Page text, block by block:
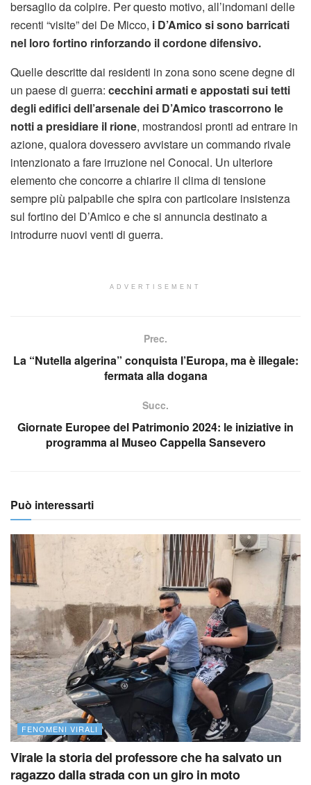
bersaglio da colpire. Per questo motivo, all’indomani delle
recenti “visite” dei De Micco, i D’Amico si sono barricati
nel loro fortino rinforzando il cordone difensivo.
Quelle descritte dai residenti in zona sono scene degne di
un paese di guerra: cecchini armati e appostati sui tetti
degli edifici dell’arsenale dei D’Amico trascorrono le
notti a presidiare il rione, mostrandosi pronti ad entrare in
azione, qualora dovessero avvistare un commando rivale
intenzionato a fare irruzione nel Conocal. Un ulteriore
elemento che concorre a chiarire il clima di tensione
sempre più palpabile che spira con particolare insistenza
sul fortino dei D’Amico e che si annuncia destinato a
introdurre nuovi venti di guerra.
ADVERTISEMENT
Prec.
La “Nutella algerina” conquista l’Europa, ma è illegale:
fermata alla dogana
Succ.
Giornate Europee del Patrimonio 2024: le iniziative in
programma al Museo Cappella Sansevero
Può interessarti
FENOMENI VIRALI
Virale la storia del professore che ha salvato un
ragazzo dalla strada con un giro in moto